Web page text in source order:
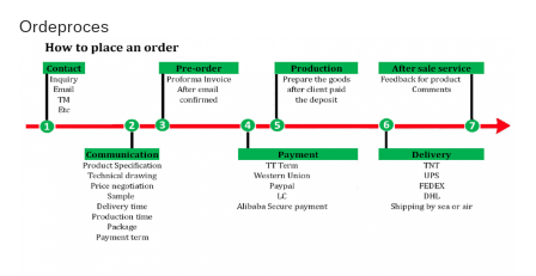
Ordeproces